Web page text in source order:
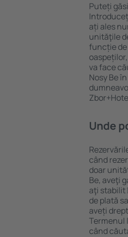
Puteți
ați ales
unităţile
funcție de
va face
Nosy Be
Unde
când
doar
Be, aveţi
aţi stabilit
de plată
aveți
Termenul
când